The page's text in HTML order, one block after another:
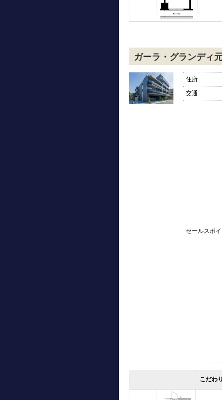
ガーラ・グランディ
住所
交通
セールスポ
こだわ